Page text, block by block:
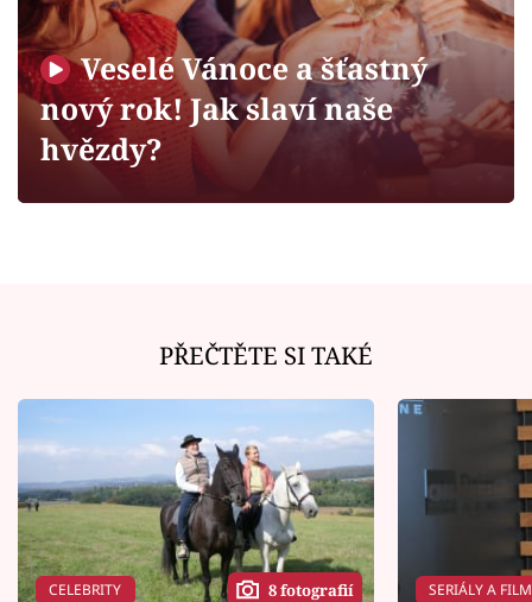
Sledujte prima+
Filmový festival Karlovy Vary
Sledujte nás
Veselé Vánoce a šťastný
nový rok! Jak slaví naše
hvězdy?
PŘEČTĚTE SI TAKÉ
CELEBRITY 8 fotografií SERIÁLY A